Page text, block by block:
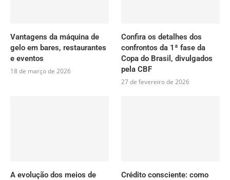
Vantagens da máquina de
gelo em bares, restaurantes
e eventos
18 de março de 2026
Confira os detalhes dos
confrontos da 1ª fase da
Copa do Brasil, divulgados
pela CBF
27 de fevereiro de 2026
A evolução dos meios de
Crédito consciente: como